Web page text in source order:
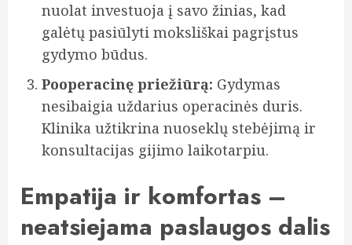
nuolat investuoja į savo žinias, kad
galėtų pasiūlyti moksliškai pagrįstus
gydymo būdus.
Pooperacinę priežiūrą: Gydymas
nesibaigia uždarius operacinės duris.
Klinika užtikrina nuoseklų stebėjimą ir
konsultacijas gijimo laikotarpiu.
Empatija ir komfortas –
neatsiejama paslaugos dalis